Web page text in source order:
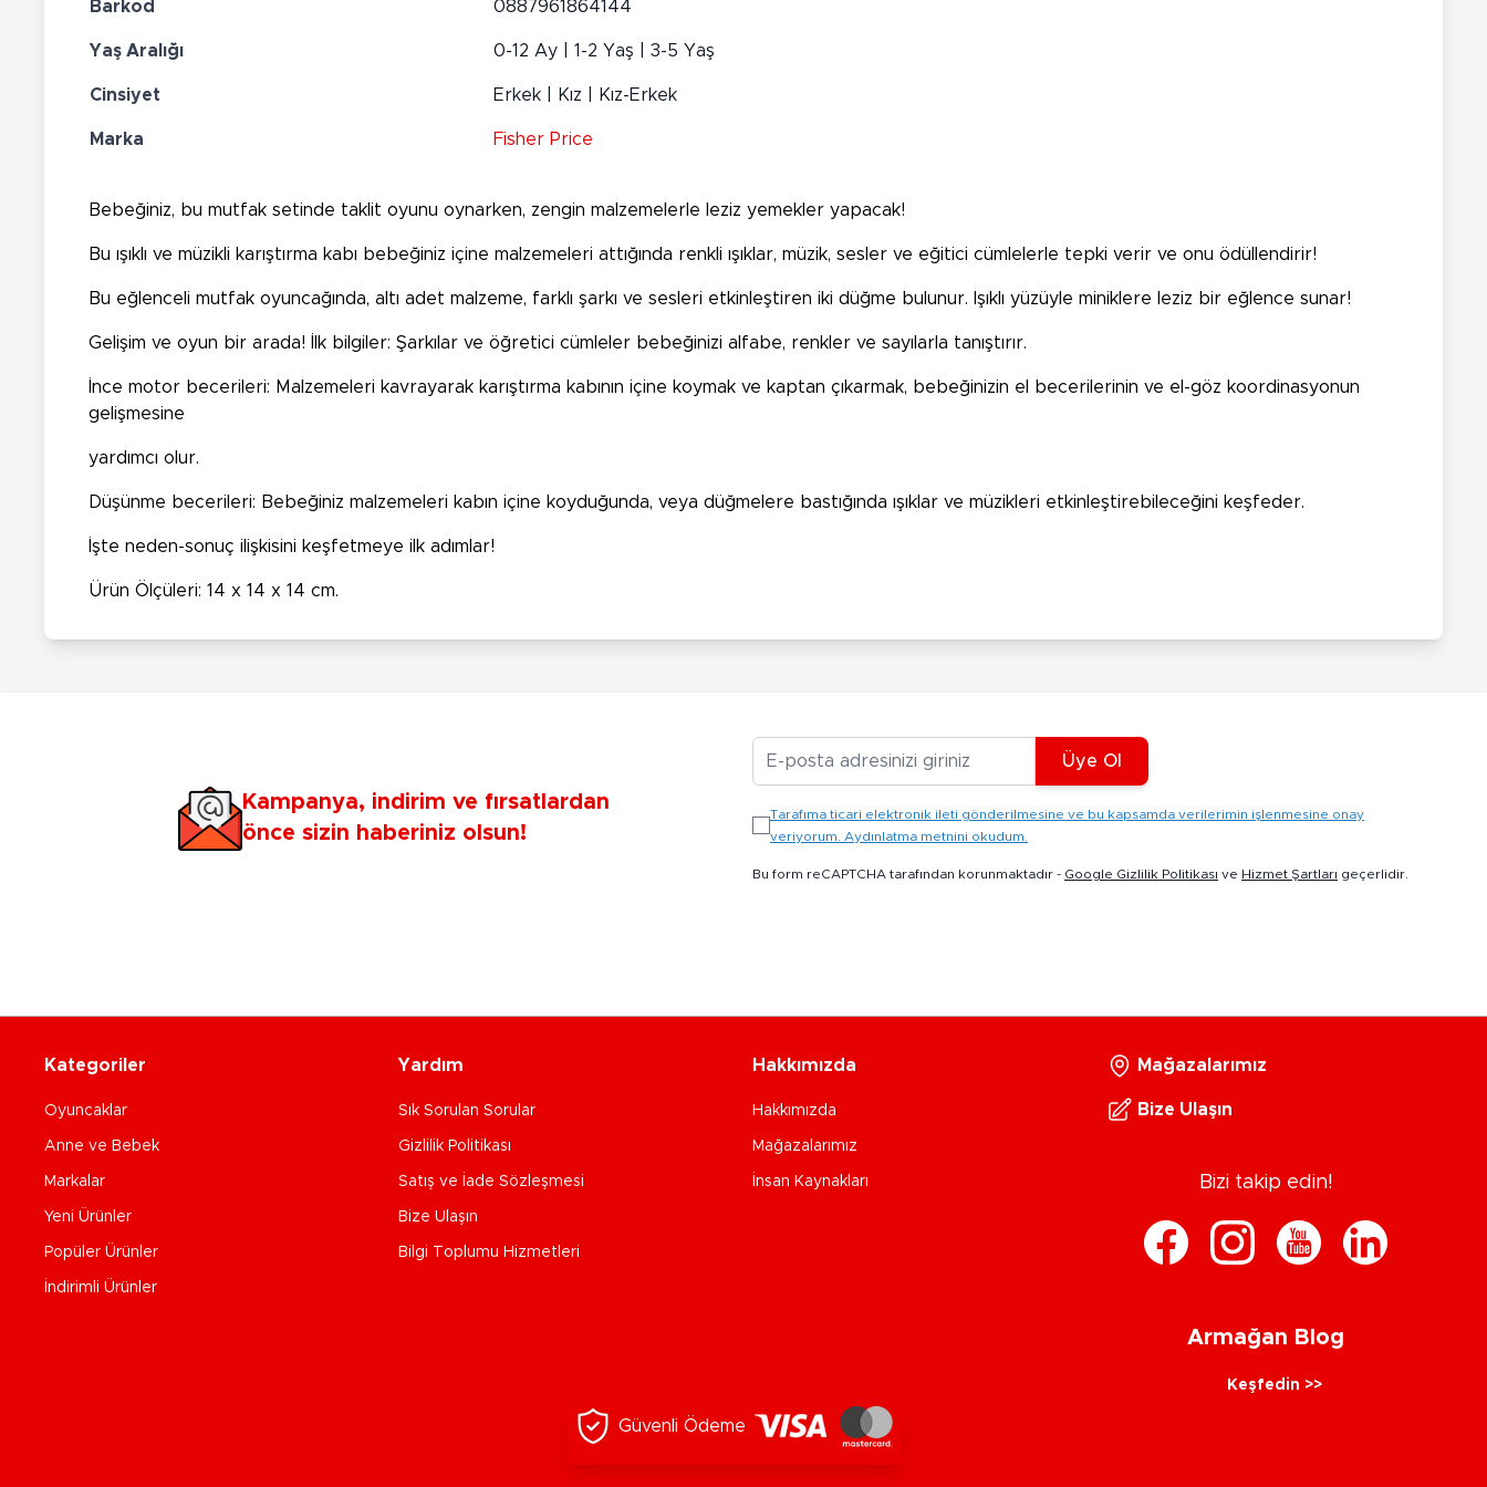
Barkod 0887961864144
Yaş Aralığı 0-12 Ay | 1-2 Yaş | 3-5 Yaş
Cinsiyet Erkek | Kız | Kız-Erkek
Marka Fisher Price
Bebeğiniz, bu mutfak setinde taklit oyunu oynarken, zengin malzemelerle leziz yemekler yapacak!
Bu ışıklı ve müzikli karıştırma kabı bebeğiniz içine malzemeleri attığında renkli ışıklar, müzik, sesler ve eğitici cümlelerle tepki verir ve onu ödüllendirir!
Bu eğlenceli mutfak oyuncağında, altı adet malzeme, farklı şarkı ve sesleri etkinleştiren iki düğme bulunur. Işıklı yüzüyle miniklere leziz bir eğlence sunar!
Gelişim ve oyun bir arada! İlk bilgiler: Şarkılar ve öğretici cümleler bebeğinizi alfabe, renkler ve sayılarla tanıştırır.
İnce motor becerileri: Malzemeleri kavrayarak karıştırma kabının içine koymak ve kaptan çıkarmak, bebeğinizin el becerilerinin ve el-göz koordinasyonun
gelişmesine
yardımcı olur.
Düşünme becerileri: Bebeğiniz malzemeleri kabın içine koyduğunda, veya düğmelere bastığında ışıklar ve müzikleri etkinleştirebileceğini keşfeder.
İşte neden-sonuç ilişkisini keşfetmeye ilk adımlar!
Ürün Ölçüleri: 14 x 14 x 14 cm.
Kampanya, indirim ve fırsatlardan
önce sizin haberiniz olsun!
Üye Ol
Tarafıma ticari elektronik ileti gönderilmesine ve bu kapsamda verilerimin işlenmesine onay
veriyorum. Aydınlatma metnini okudum.
Bu form reCAPTCHA tarafından korunmaktadır - Google Gizlilik Politikası ve Hizmet Şartları geçerlidir.
Kategoriler
Oyuncaklar
Anne ve Bebek
Markalar
Yeni Ürünler
Popüler Ürünler
İndirimli Ürünler
Yardım
Sık Sorulan Sorular
Gizlilik Politikası
Satış ve İade Sözleşmesi
Bize Ulaşın
Bilgi Toplumu Hizmetleri
Hakkımızda
Hakkımızda
Mağazalarımız
İnsan Kaynakları
Mağazalarımız
Bize Ulaşın
Bizi takip edin!
Armağan Blog
Keşfedin >>
Güvenli Ödeme